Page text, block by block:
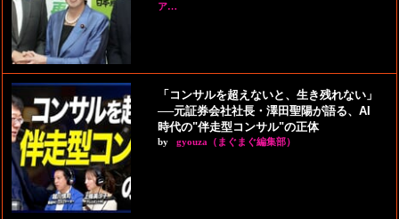
ア…
「コンサルを超えないと、生き残れない」
──元証券会社社長・澤田聖陽が語る、AI
時代の"伴走型コンサル"の正体
by gyouza（まぐまぐ編集部）